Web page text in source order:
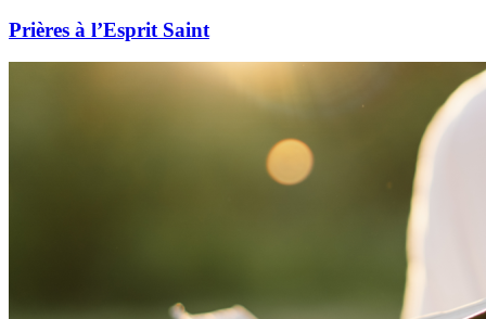
Prières à l’Esprit Saint